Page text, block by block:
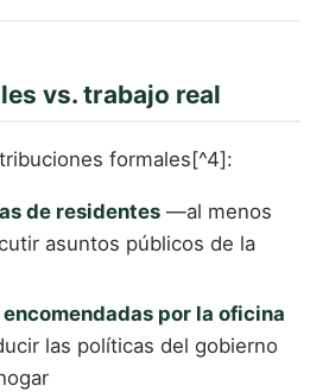
vs. trabajo real
formales[^4]:
de residentes —al menos
asuntos públicos de la
por la oficina
las políticas del gobierno